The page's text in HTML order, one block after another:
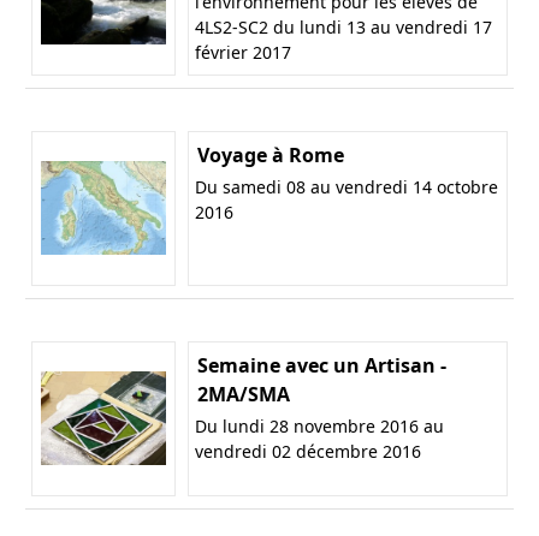
4LS2-SC2 du lundi 13 au vendredi 17
février 2017
Voyage à Rome
Du samedi 08 au vendredi 14 octobre
2016
Semaine avec un Artisan -
2MA/SMA
Du lundi 28 novembre 2016 au
vendredi 02 décembre 2016